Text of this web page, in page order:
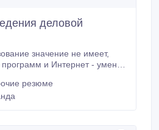
деловой
значение не имеет,
клиентам
общение по телефону,
резюме